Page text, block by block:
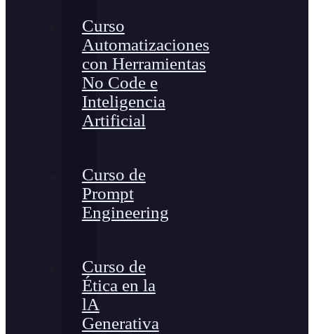
Curso
Automatizaciones
con Herramientas
No Code e
Inteligencia
Artificial
Curso de
Prompt
Engineering
Curso de
Ética en la
lA
Generativa